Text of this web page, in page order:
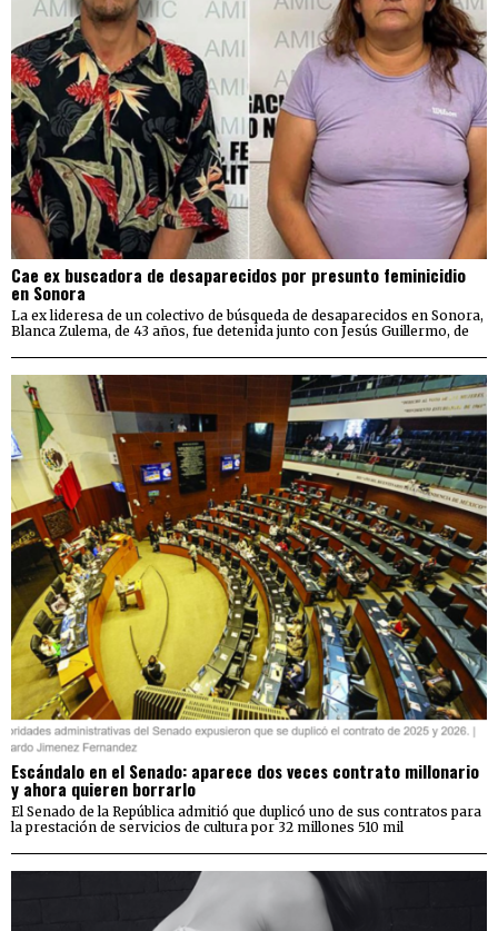
Cae ex buscadora de desaparecidos por presunto feminicidio
en Sonora
La ex lideresa de un colectivo de búsqueda de desaparecidos en Sonora,
Blanca Zulema, de 43 años, fue detenida junto con Jesús Guillermo, de
Escándalo en el Senado: aparece dos veces contrato millonario
y ahora quieren borrarlo
El Senado de la República admitió que duplicó uno de sus contratos para
la prestación de servicios de cultura por 32 millones 510 mil